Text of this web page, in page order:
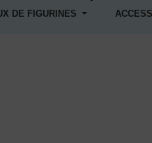
DE FIGURINES